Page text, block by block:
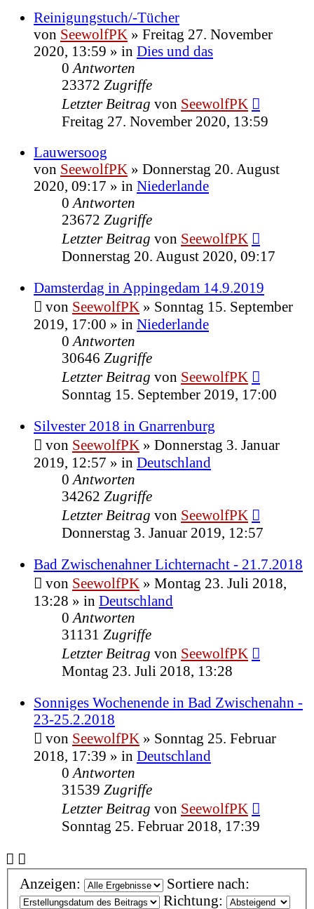
Reinigungstuch/-Tücher
von SeewolfPK » Freitag 27. November
2020, 13:59 » in Dies und das
0 Antworten
23372 Zugriffe
Letzter Beitrag von SeewolfPK
Freitag 27. November 2020, 13:59
Lauwersoog
von SeewolfPK » Donnerstag 20. August
2020, 09:17 » in Niederlande
0 Antworten
23672 Zugriffe
Letzter Beitrag von SeewolfPK
Donnerstag 20. August 2020, 09:17
Damsterdag in Appingedam 14.9.2019
von SeewolfPK » Sonntag 15. September
2019, 17:00 » in Niederlande
0 Antworten
30646 Zugriffe
Letzter Beitrag von SeewolfPK
Sonntag 15. September 2019, 17:00
Silvester 2018 in Gnarrenburg
von SeewolfPK » Donnerstag 3. Januar
2019, 12:57 » in Deutschland
0 Antworten
34262 Zugriffe
Letzter Beitrag von SeewolfPK
Donnerstag 3. Januar 2019, 12:57
Bad Zwischenahner Lichternacht - 21.7.2018
von SeewolfPK » Montag 23. Juli 2018,
13:28 » in Deutschland
0 Antworten
31131 Zugriffe
Letzter Beitrag von SeewolfPK
Montag 23. Juli 2018, 13:28
Sonniges Wochenende in Bad Zwischenahn -
23-25.2.2018
von SeewolfPK » Sonntag 25. Februar
2018, 17:39 » in Deutschland
0 Antworten
31539 Zugriffe
Letzter Beitrag von SeewolfPK
Sonntag 25. Februar 2018, 17:39
Anzeigen:
Sortiere nach:
Richtung: